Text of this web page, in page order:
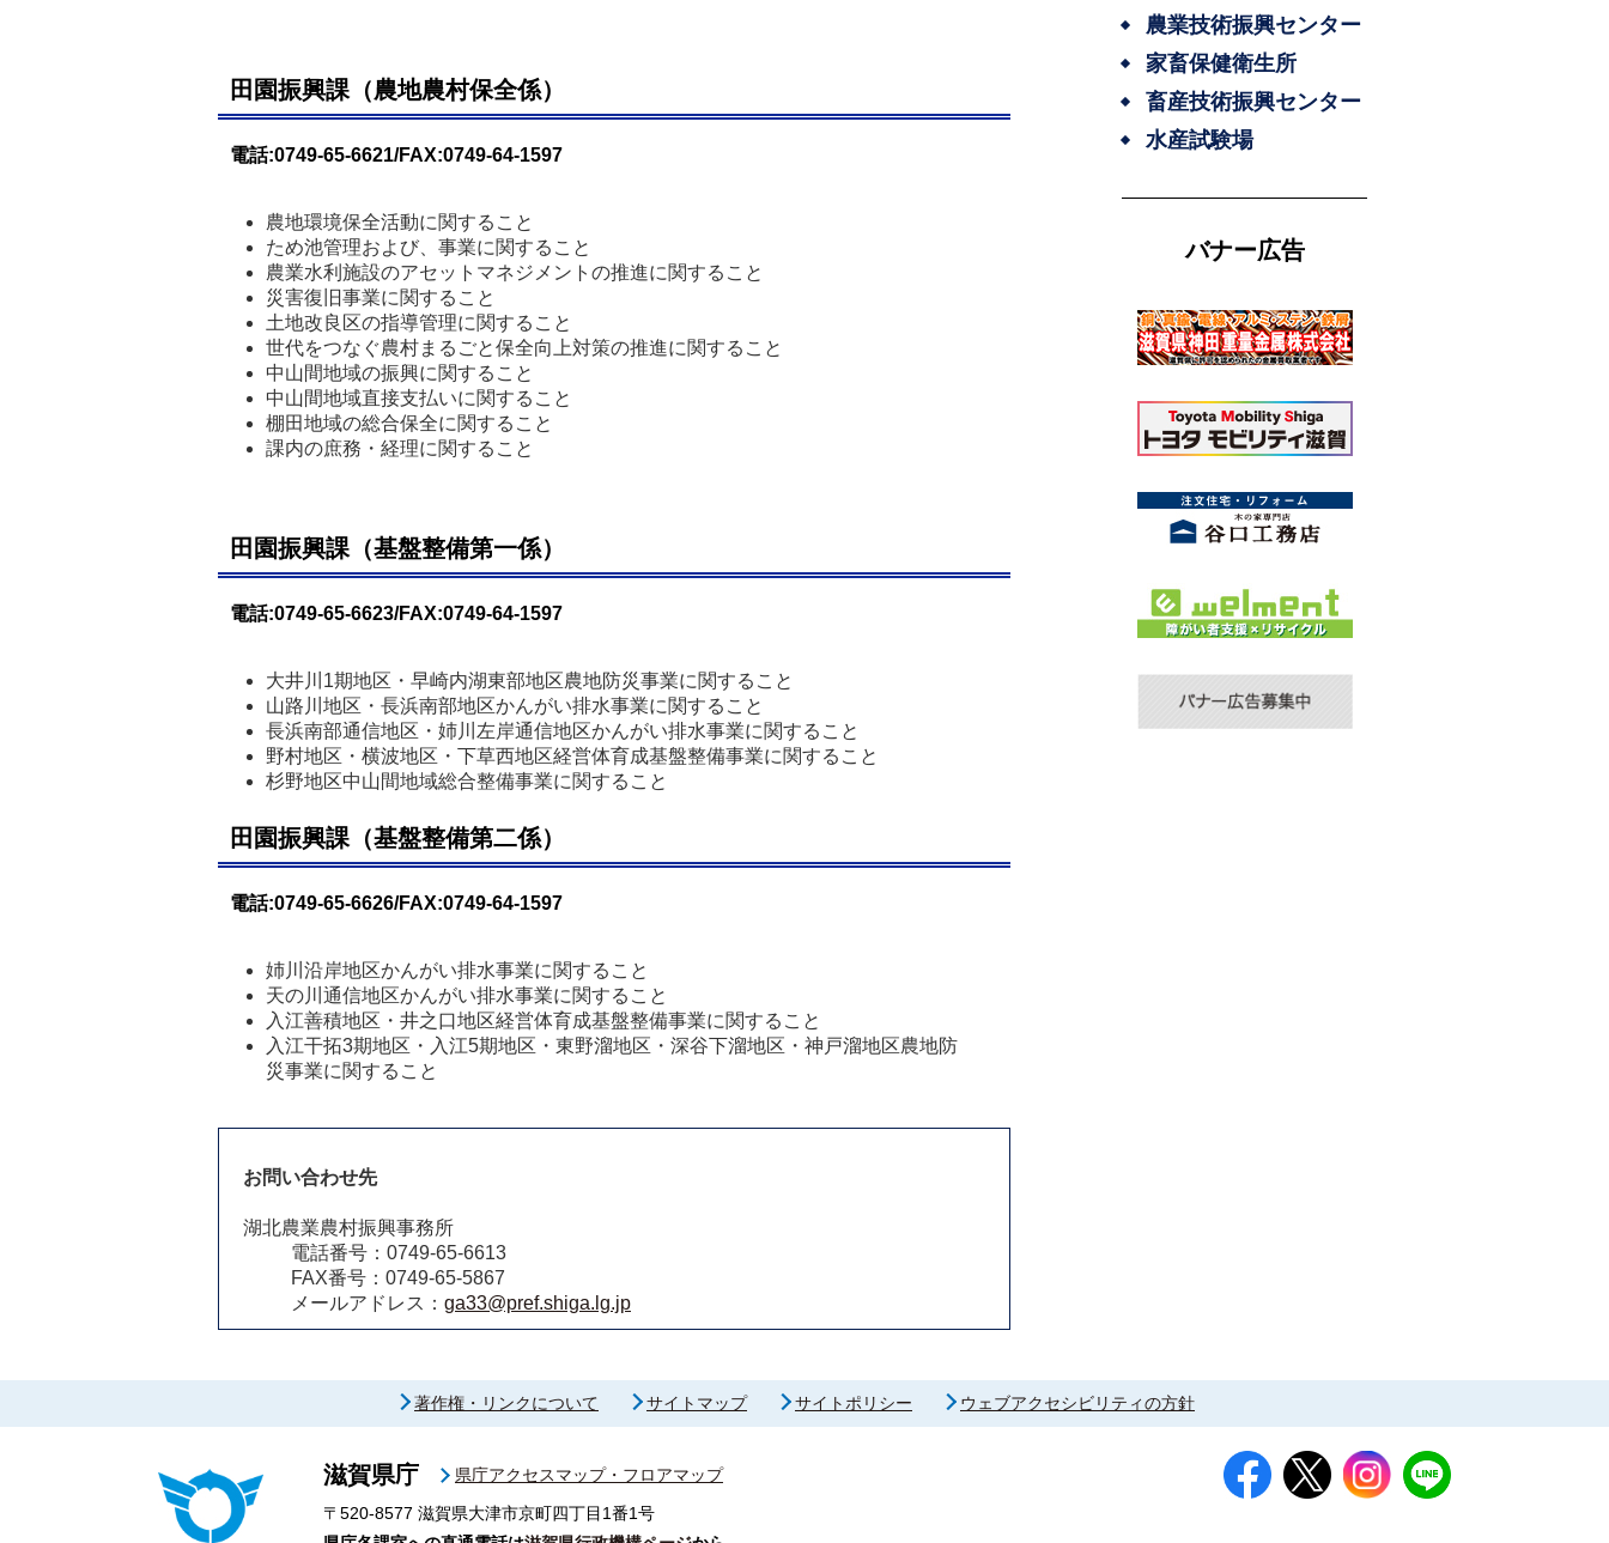
田園振興課（農地農村保全係）
電話:0749-65-6621/FAX:0749-64-1597
農地環境保全活動に関すること
ため池管理および、事業に関すること
農業水利施設のアセットマネジメントの推進に関すること
災害復旧事業に関すること
土地改良区の指導管理に関すること
世代をつなぐ農村まるごと保全向上対策の推進に関すること
中山間地域の振興に関すること
中山間地域直接支払いに関すること
棚田地域の総合保全に関すること
課内の庶務・経理に関すること
田園振興課（基盤整備第一係）
電話:0749-65-6623/FAX:0749-64-1597
大井川1期地区・早崎内湖東部地区農地防災事業に関すること
山路川地区・長浜南部地区かんがい排水事業に関すること
長浜南部通信地区・姉川左岸通信地区かんがい排水事業に関すること
野村地区・横波地区・下草西地区経営体育成基盤整備事業に関すること
杉野地区中山間地域総合整備事業に関すること
田園振興課（基盤整備第二係）
電話:0749-65-6626/FAX:0749-64-1597
姉川沿岸地区かんがい排水事業に関すること
天の川通信地区かんがい排水事業に関すること
入江善積地区・井之口地区経営体育成基盤整備事業に関すること
入江干拓3期地区・入江5期地区・東野溜地区・深谷下溜地区・神戸溜地区農地防
災事業に関すること
お問い合わせ先
湖北農業農村振興事務所
電話番号：0749-65-6613
FAX番号：0749-65-5867
メールアドレス： ga33@pref.shiga.lg.jp
農業技術振興センター
家畜保健衛生所
畜産技術振興センター
水産試験場
バナー広告
著作権・リンクについて サイトマップ サイトポリシー ウェブアクセシビリティの方針
滋賀県庁
県庁アクセスマップ・フロアマップ
〒520-8577 滋賀県大津市京町四丁目1番1号